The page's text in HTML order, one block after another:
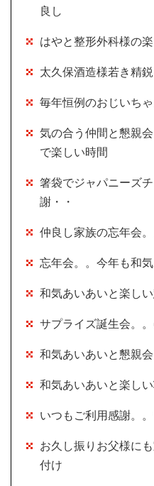
良し
はやと整形外科様の
太久保酒造様若き精
毎年恒例のおじいち
気の合う仲間と懇親
で楽しい時間
箸袋でジャパニーズ
謝・・
仲良し家族の忘年会
忘年会。。今年も和
和気あいあいと楽し
サプライズ誕生会。
和気あいあいと懇親
和気あいあいと楽し
いつもご利用感謝。
お久し振りお父様に
付け